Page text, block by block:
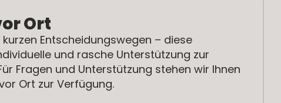
Ort
Entscheidungswegen – diese
und rasche Unterstützung zur
Fragen und Unterstützung stehen wir Ihnen
Ort zur Verfügung.